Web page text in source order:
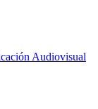
Audiovisual